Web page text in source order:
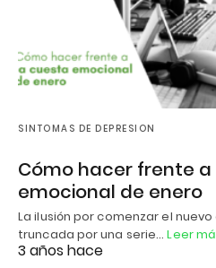
SINTOMAS DE DEPRESION
Cómo hacer frente
emocional de enero
La ilusión por comenzar el
truncada por una serie…Leer
3 años hace